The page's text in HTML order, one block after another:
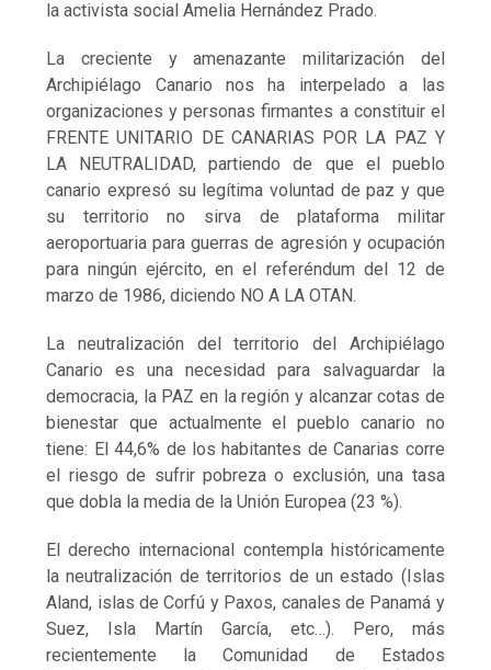
la activista social Amelia Hernández Prado.
La creciente y amenazante militarización del
Archipiélago Canario nos ha interpelado a las
organizaciones y personas firmantes a constituir el
FRENTE UNITARIO DE CANARIAS POR LA PAZ Y
LA NEUTRALIDAD, partiendo de que el pueblo
canario expresó su legítima voluntad de paz y que
su territorio no sirva de plataforma militar
aeroportuaria para guerras de agresión y ocupación
para ningún ejército, en el referéndum del 12 de
marzo de 1986, diciendo NO A LA OTAN.
La neutralización del territorio del Archipiélago
Canario es una necesidad para salvaguardar la
democracia, la PAZ en la región y alcanzar cotas de
bienestar que actualmente el pueblo canario no
tiene: El 44,6% de los habitantes de Canarias corre
el riesgo de sufrir pobreza o exclusión, una tasa
que dobla la media de la Unión Europea (23 %).
El derecho internacional contempla históricamente
la neutralización de territorios de un estado (Islas
Aland, islas de Corfú y Paxos, canales de Panamá y
Suez, Isla Martín García, etc…). Pero, más
recientemente la Comunidad de Estados